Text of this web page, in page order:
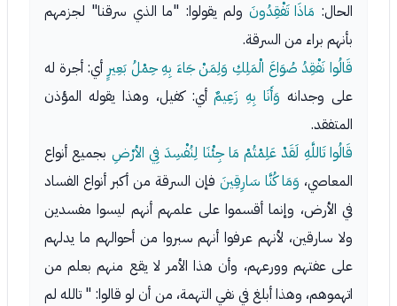
الحال: مَاذَا تَفْقِدُونَ ولم يقولوا: "ما الذي سرقنا" لجزمهم
بأنهم براء من السرقة.
قَالُوا نَفْقِدُ صُوَاعَ الْمَلِكِ وَلِمَنْ جَاءَ بِهِ حِمْلُ بَعِيرٍ أي: أجرة له
على وجدانه وَأَنَا بِهِ زَعِيمٌأي: كفيل، وهذا يقوله المؤذن
المتفقد.
قَالُوا تَاللَّهِ لَقَدْ عَلِمْتُمْ مَا جِئْنَا لِنُفْسِدَ فِي الأرْضِ بجميع أنواع
المعاصي، وَمَا كُنَّا سَارِقِينَ فإن السرقة من أكبر أنواع الفساد
في الأرض، وإنما أقسموا على علمهم أنهم ليسوا مفسدين
ولا سارقين، لأنهم عرفوا أنهم سبروا من أحوالهم ما يدلهم
على عفتهم وورعهم، وأن هذا الأمر لا يقع منهم بعلم من
اتهموهم، وهذا أبلغ في نفي التهمة، من أن لو قالوا: " تالله لم